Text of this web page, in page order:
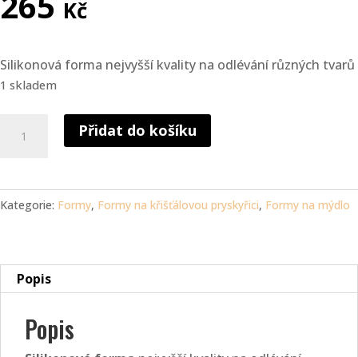
Kč
Silikonová forma nejvyšší kvality na odlévání různých tvarů
1 skladem
forma
13x18,5
Přidat do košíku
Kategorie: Formy, Formy na křišťálovou pryskyřici, Formy na mýdlo
Popis
Popis